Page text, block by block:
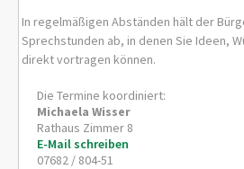
In regelmäßigen Abständen hält der
Sprechstunden ab, in denen Sie Ideen,
direkt vortragen können.
Die Termine koordiniert:
Michaela Wisser
Rathaus Zimmer 8
E-Mail schreiben
07682 / 804-51